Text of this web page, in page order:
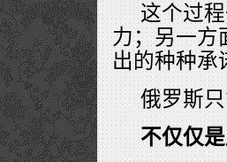
这个过
力；另一方
出的种种承
俄罗斯
不仅仅